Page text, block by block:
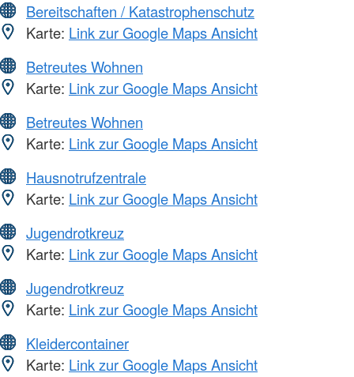
Bereitschaften / Katastrophenschutz
Karte: Link zur Google Maps Ansicht
Betreutes Wohnen
Karte: Link zur Google Maps Ansicht
Betreutes Wohnen
Karte: Link zur Google Maps Ansicht
Hausnotrufzentrale
Karte: Link zur Google Maps Ansicht
Jugendrotkreuz
Karte: Link zur Google Maps Ansicht
Jugendrotkreuz
Karte: Link zur Google Maps Ansicht
Kleidercontainer
Karte: Link zur Google Maps Ansicht